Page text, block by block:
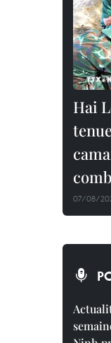
Hai
07/08/